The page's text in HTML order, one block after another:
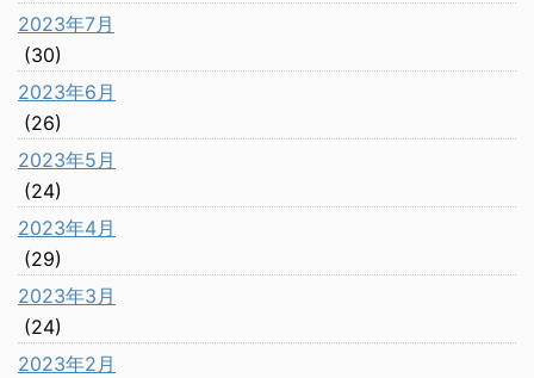
2023年7月
(30)
2023年6月
(26)
2023年5月
(24)
2023年4月
(29)
2023年3月
(24)
2023年2月